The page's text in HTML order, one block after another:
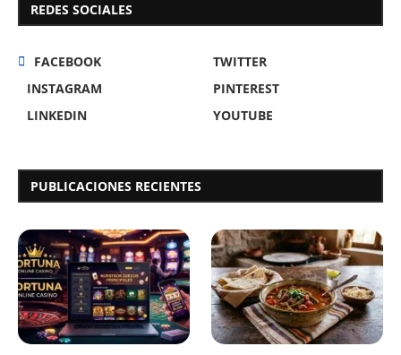
REDES SOCIALES
FACEBOOK
TWITTER
INSTAGRAM
PINTEREST
LINKEDIN
YOUTUBE
PUBLICACIONES RECIENTES